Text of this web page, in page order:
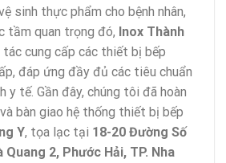
sinh thực phẩm cho bệnh nhân,
tầm quan trọng đó, Inox Thành
tác cung cấp các thiết bị bếp
đáp ứng đầy đủ các tiêu chuẩn
y tế. Gần đây, chúng tôi đã hoàn
bàn giao hệ thống thiết bị bếp
Y, tọa lạc tại 18-20 Đường Số
Quang 2, Phước Hải, TP. Nha